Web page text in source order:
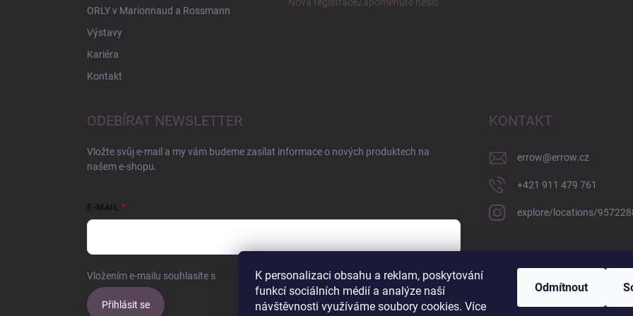
K personalizaci obsahu a reklam, poskytování
funkcí sociálních médií a analýze naší
návštěvnosti využíváme soubory cookies. Více
Odmítnout
ORLY v Marionnaud a Rossmann
Výstavy
Kariéra
Kontakt
ODEBÍRAT NEWSLETTER
Vložte svůj e-mail a my vám budeme zasílat informace o nových produktech na
našem e-shopu.
E-MAIL
Vložením e-mailu souhlasíte s podmínkami ochrany osobních údajů
Přihlásit se
KONTAKT
errow@errow.cz
+421 911 479 761
explore/locations/